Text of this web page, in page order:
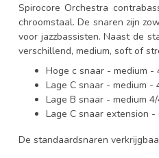
Spirocore Orchestra
chroomstaal. De snaren zijn
voor jazzbassisten. Naast de
verschillend, medium, soft of
Hoge c snaar - medium -
Lage C snaar - medium
Lage B snaar - medium
Lage C snaar extension
De standaardsnaren